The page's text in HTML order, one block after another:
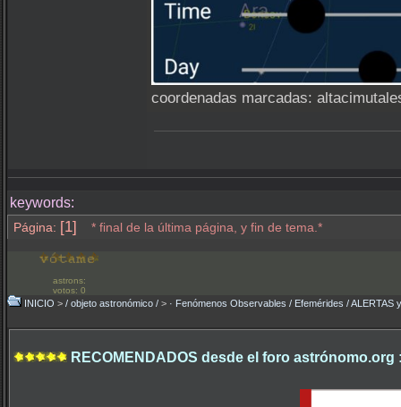
coordenadas marcadas:
keywords:
Página: [1] * final de la última página, y fin de tema.*
astrons:
votos: 0
INICIO > / objeto astronómico / > · Fenómenos Observables / Efemérides / ALERTAS
RECOMENDADOS desde el foro astrónomo.org